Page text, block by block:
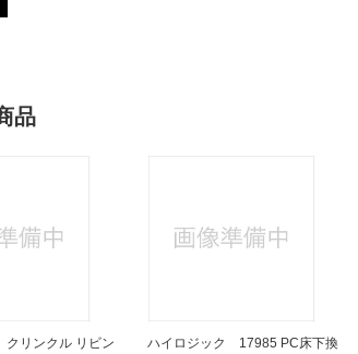
品
リンクル リビン
ハイロジック 17985 PC床下換